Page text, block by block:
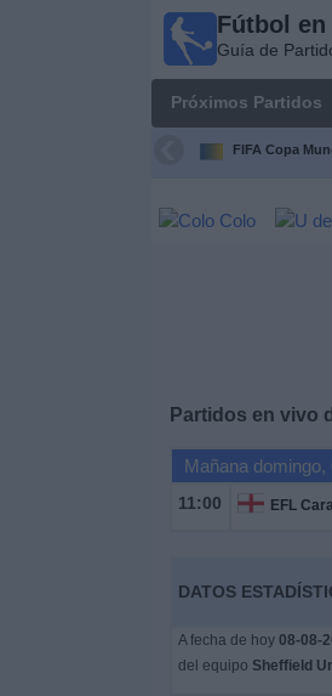
Fútbol en
Guía de
Próximos Partidos
FIFA Copa
Partidos en vivo
Mañana domingo,
11:00 EFL
DATOS
A fecha de hoy 08-08-
del equipo Sheffield